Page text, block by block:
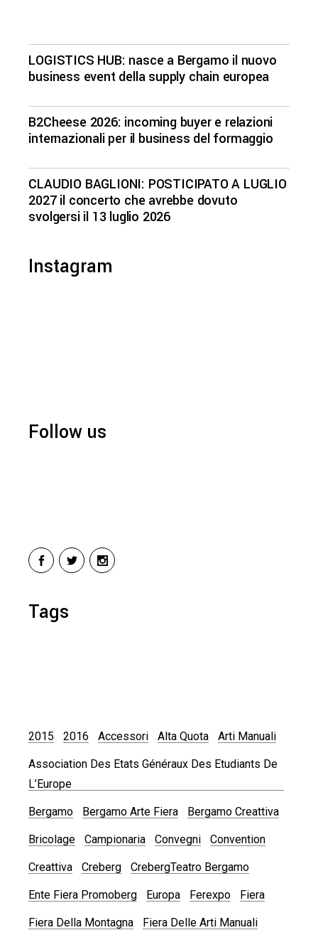
LOGISTICS HUB: nasce a Bergamo il nuovo
business event della supply chain europea
B2Cheese 2026: incoming buyer e relazioni
internazionali per il business del formaggio
CLAUDIO BAGLIONI: POSTICIPATO A LUGLIO
2027 il concerto che avrebbe dovuto
svolgersi il 13 luglio 2026
Instagram
Follow us
Tags
2015 2016 Accessori Alta Quota Arti Manuali
Association Des Etats Généraux Des Etudiants De
L’Europe
Bergamo Bergamo Arte Fiera Bergamo Creattiva
Bricolage Campionaria Convegni Convention
Creattiva Creberg CrebergTeatro Bergamo
Ente Fiera Promoberg Europa Ferexpo Fiera
Fiera Della Montagna Fiera Delle Arti Manuali